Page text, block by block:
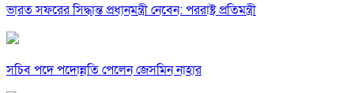
ভারত সফরের সিদ্ধান্ত প্রধানমন্ত্রী নেবেন: পররাষ্ট্র প্রতিমন্ত্রী
সচিব পদে পদোন্নতি পেলেন জেসমিন নাহার